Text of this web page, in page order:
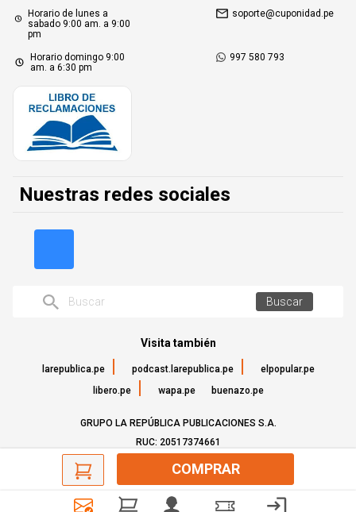
Horario de lunes a
sabado 9:00 am. a 9:00
pm
soporte@cuponidad.pe
Horario domingo 9:00
am. a 6:30 pm
997 580 793
Nuestras redes sociales
Buscar
Visita también
larepublica.pe podcast.larepublica.pe
elpopular.pe
libero.pe
wapa.pe buenazo.pe
GRUPO LA REPÚBLICA PUBLICACIONES S.A.
RUC: 20517374661
©Todos los derechos reservados - 2022
COMPRAR